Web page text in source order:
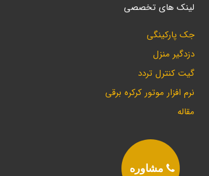
لینک های تخصصی
جک پارکینگی
دزدگیر منزل
گیت کنترل تردد
نرم افزار موتور کرکره برقی
مقاله
مشاوره